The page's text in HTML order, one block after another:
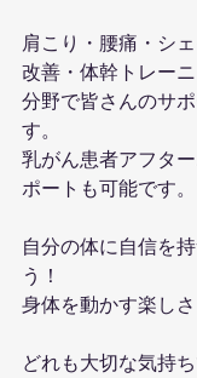
肩こり・腰痛・シ
改善・体幹トレー
分野で皆さんのサ
す。
乳がん患者アフタ
ポートも可能です。
自分の体に自信を
う！
身体を動かす楽しさ
どれも大切な気持ち